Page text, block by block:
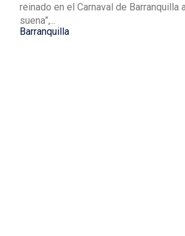
reinado en el Carnaval de Barranquilla
suena”,...
Barranquilla